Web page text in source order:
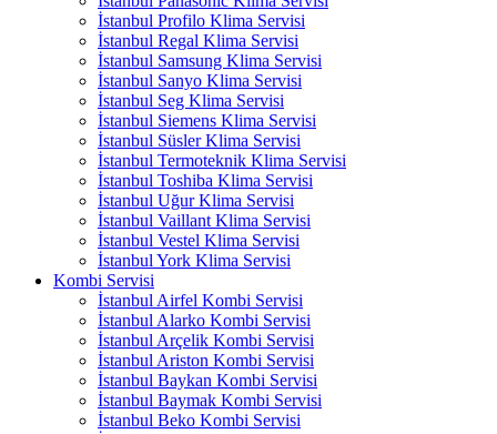
İstanbul Profilo Klima Servisi
İstanbul Regal Klima Servisi
İstanbul Samsung Klima Servisi
İstanbul Sanyo Klima Servisi
İstanbul Seg Klima Servisi
İstanbul Siemens Klima Servisi
İstanbul Süsler Klima Servisi
İstanbul Termoteknik Klima Servisi
İstanbul Toshiba Klima Servisi
İstanbul Uğur Klima Servisi
İstanbul Vaillant Klima Servisi
İstanbul Vestel Klima Servisi
İstanbul York Klima Servisi
Kombi Servisi
İstanbul Airfel Kombi Servisi
İstanbul Alarko Kombi Servisi
İstanbul Arçelik Kombi Servisi
İstanbul Ariston Kombi Servisi
İstanbul Baykan Kombi Servisi
İstanbul Baymak Kombi Servisi
İstanbul Beko Kombi Servisi